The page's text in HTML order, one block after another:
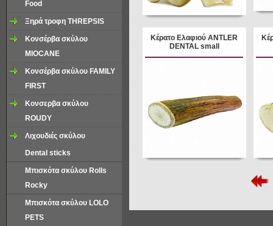
Food
Ξηρά τροφη ΤHREPSIS
Κονσέρβα σκύλου
ΜΙΟCANE
Κονσέρβα σκύλου FAMILY
FIRST
Κονσερβα σκύλου
ROUDY
Λιχουδιές σκύλου
Dental sticks
Μπισκότα σκύλου Rolls
Rocky
Μπισκότα σκύλου LOLO
PETS
Κέρατο Ελαφιού ANTLER
DENTAL small